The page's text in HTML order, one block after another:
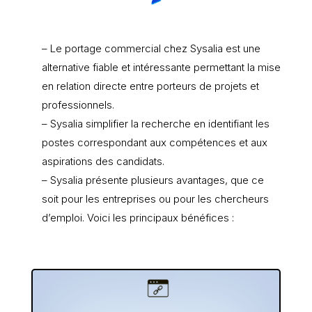
– Le portage commercial chez Sysalia est une
alternative fiable et intéressante permettant la mise
en relation directe entre porteurs de projets et
professionnels.
– Sysalia simplifier la recherche en identifiant les
postes correspondant aux compétences et aux
aspirations des candidats.
– Sysalia présente plusieurs avantages, que ce
soit pour les entreprises ou pour les chercheurs